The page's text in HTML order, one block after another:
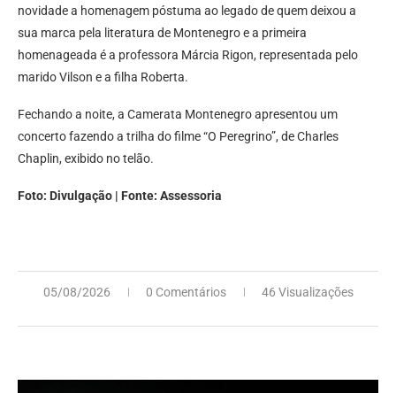
novidade a homenagem póstuma ao legado de quem deixou a
sua marca pela literatura de Montenegro e a primeira
homenageada é a professora Márcia Rigon, representada pelo
marido Vilson e a filha Roberta.
Fechando a noite, a Camerata Montenegro apresentou um
concerto fazendo a trilha do filme “O Peregrino”, de Charles
Chaplin, exibido no telão.
Foto: Divulgação | Fonte: Assessoria
05/08/2026 0 Comentários 46 Visualizações